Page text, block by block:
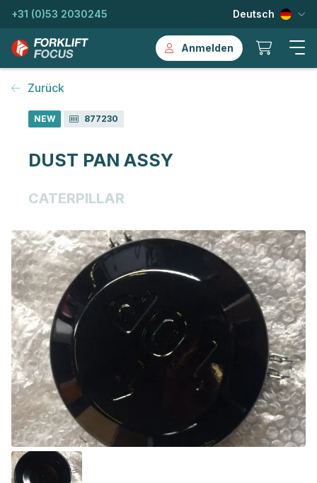
+31 (0)53 2030245 Deutsch
Anmelden
Zurück
NEW 877230
DUST PAN ASSY
CATERPILLAR